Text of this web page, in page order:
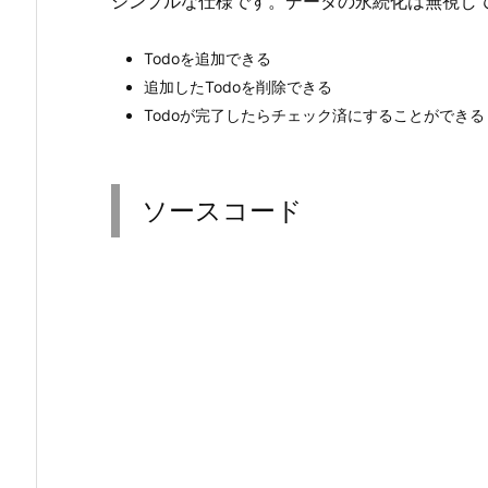
Todoを追加できる
追加したTodoを削除できる
Todoが完了したらチェック済にすることができる
ソースコード